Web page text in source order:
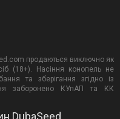
продаються виключно як
(18+). Насіння конопель не
та зберігання згідно із
заборонено КУпАП та КК